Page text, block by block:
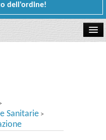
dell'ordine!
Docente
Sanitarie >